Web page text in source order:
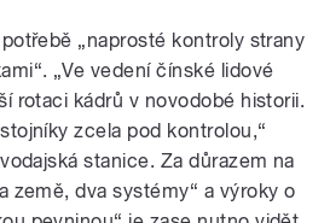
„naprosté kontroly strany
„Ve vedení čínské lidové
rotaci kádrů v novodobé historii.
zcela pod kontrolou,“
stanice. Za důrazem na
země, dva systémy“ a výroky o